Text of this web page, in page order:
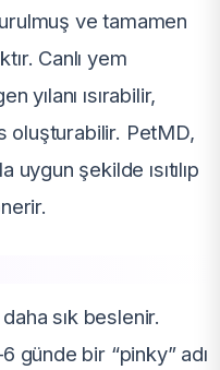
ve tamamen
Canlı yem
yılanı ısırabilir,
oluşturabilir. PetMD,
uygun şekilde ısıtılıp
daha sık beslenir.
günde bir “pinky” adı